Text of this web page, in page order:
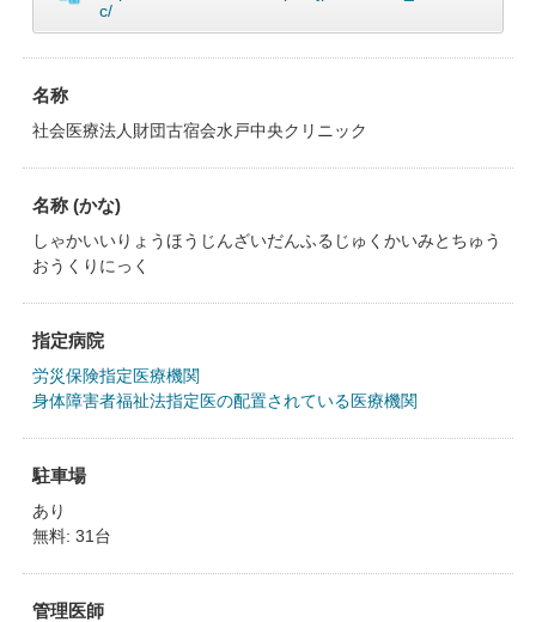
c/
名称
社会医療法人財団古宿会水戸中央クリニック
名称 (かな)
しゃかいいりょうほうじんざいだんふるじゅくかいみとちゅう
おうくりにっく
指定病院
労災保険指定医療機関
身体障害者福祉法指定医の配置されている医療機関
駐車場
あり
無料: 31台
管理医師